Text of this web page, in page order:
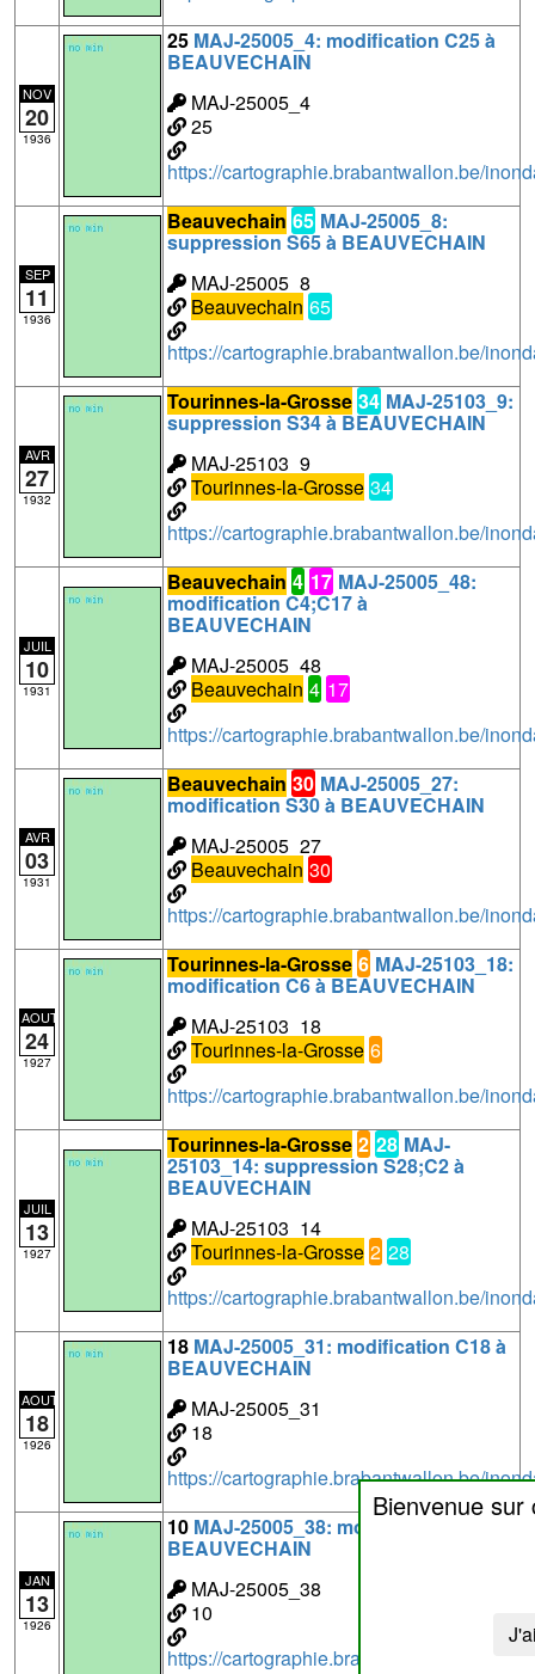
Bienvenue sur
NOV
20
1936
25 MAJ-25005_4: modification C25 à
BEAUVECHAIN
MAJ-25005_4
25
https://cartographie.brabantwallon.be/
SEP
11
1936
Beauvechain 65 MAJ-25005_8:
suppression S65 à BEAUVECHAIN
MAJ-25005_8
Beauvechain 65
https://cartographie.brabantwallon.be/
AVR
27
1932
Tourinnes-la-Grosse 34 MAJ-25103_9:
suppression S34 à BEAUVECHAIN
MAJ-25103_9
Tourinnes-la-Grosse 34
https://cartographie.brabantwallon.be/
JUIL
10
1931
Beauvechain 4 17 MAJ-25005_48:
modification C4;C17 à
BEAUVECHAIN
MAJ-25005_48
Beauvechain 4 17
https://cartographie.brabantwallon.be/
AVR
03
1931
Beauvechain 30 MAJ-25005_27:
modification S30 à BEAUVECHAIN
MAJ-25005_27
Beauvechain 30
https://cartographie.brabantwallon.be/
AOUT
24
1927
Tourinnes-la-Grosse 6 MAJ-25103_18:
modification C6 à BEAUVECHAIN
MAJ-25103_18
Tourinnes-la-Grosse 6
https://cartographie.brabantwallon.be/
JUIL
13
1927
Tourinnes-la-Grosse 2 28 MAJ-
25103_14: suppression S28;C2 à
BEAUVECHAIN
MAJ-25103_14
Tourinnes-la-Grosse 2 28
https://cartographie.brabantwallon.be/
AOUT
18
1926
18 MAJ-25005_31: modification C18 à
BEAUVECHAIN
MAJ-25005_31
18
https://cartographie.brabantwallon.be/
JAN
13
1926
10 MAJ-25005_38: modification C10 à
BEAUVECHAIN
MAJ-25005_38
10
https://cartographie.brabantwallon.be/